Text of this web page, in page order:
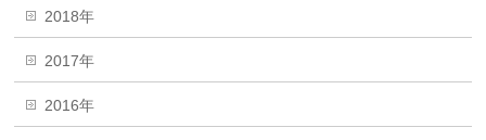
2018年
2017年
2016年